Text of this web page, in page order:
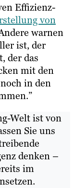
Effizienz-
von
warnen
ist, der
der das
mit den
in den
Welt ist von
Sie uns
denken –
im